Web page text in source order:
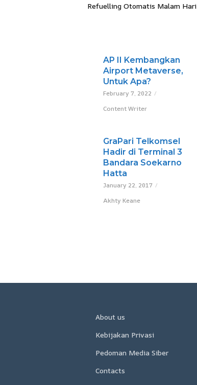
Refuelling Otomatis Malam Hari
AP II Kembangkan
Airport Metaverse,
Untuk Apa?
February 7, 2022
Content Writer
GraPari Telkomsel
Hadir di Terminal 3
Bandara Soekarno
Hatta
January 22, 2017
Akhty Keane
About us
Kebijakan Privasi
Pedoman Media Siber
Contacts